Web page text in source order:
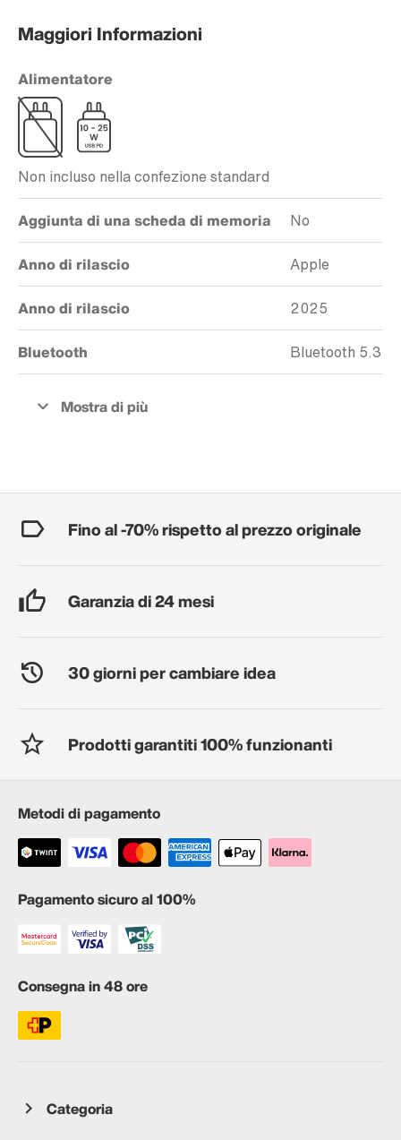
Maggiori Informazioni
Alimentatore
Non incluso nella confezione standard
Aggiunta di una scheda di memoria No
Anno di rilascio Apple
Anno di rilascio 2025
Bluetooth Bluetooth 5.3
Fino al -70% rispetto al prezzo originale
Garanzia di 24 mesi
30 giorni per cambiare idea
Prodotti garantiti 100% funzionanti
Metodi di pagamento
Pagamento sicuro al 100%
Consegna in 48 ore
Categoria